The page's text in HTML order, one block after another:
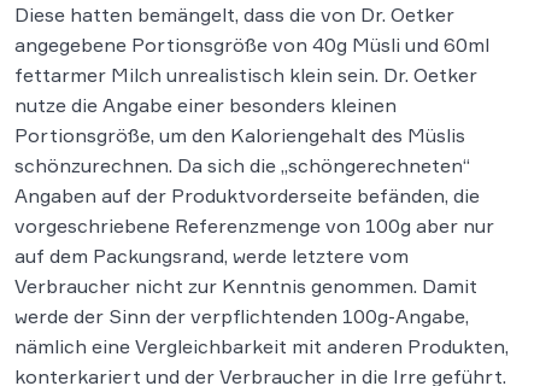
Diese hatten bemängelt, dass die von Dr. Oetker
angegebene Portionsgröße von 40g Müsli und 60ml
fettarmer Milch unrealistisch klein sein. Dr. Oetker
nutze die Angabe einer besonders kleinen
Portionsgröße, um den Kaloriengehalt des Müslis
schönzurechnen. Da sich die „schöngerechneten“
Angaben auf der Produktvorderseite befänden, die
vorgeschriebene Referenzmenge von 100g aber nur
auf dem Packungsrand, werde letztere vom
Verbraucher nicht zur Kenntnis genommen. Damit
werde der Sinn der verpflichtenden 100g-Angabe,
nämlich eine Vergleichbarkeit mit anderen Produkten,
konterkariert und der Verbraucher in die Irre geführt.